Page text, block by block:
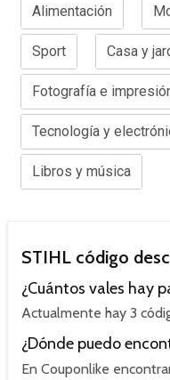
Alimentación
Sport Casa y
Fotografía e
Tecnología y
Libros y música
STIHL código
¿Cuántos vales hay
Actualmente hay 3
¿Dónde puedo
En Couponlike